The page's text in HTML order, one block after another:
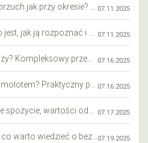
07.11.2025
07.11.2025
07.16.2025
07.16.2025
07.17.2025
07.19.2025